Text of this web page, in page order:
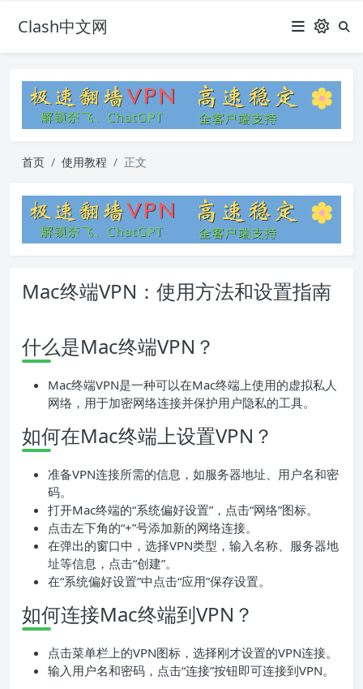
Clash中文网
首页 使用教程 正文
Mac终端VPN：使用方法和设置指南
什么是Mac终端VPN？
Mac终端VPN是一种可以在Mac终端上使用的虚拟私人
网络，用于加密网络连接并保护用户隐私的工具。
如何在Mac终端上设置VPN？
准备VPN连接所需的信息，如服务器地址、用户名和密
码。
打开Mac终端的“系统偏好设置”，点击“网络”图标。
点击左下角的“+”号添加新的网络连接。
在弹出的窗口中，选择VPN类型，输入名称、服务器地
址等信息，点击“创建”。
在“系统偏好设置”中点击“应用”保存设置。
如何连接Mac终端到VPN？
点击菜单栏上的VPN图标，选择刚才设置的VPN连接。
输入用户名和密码，点击“连接”按钮即可连接到VPN。